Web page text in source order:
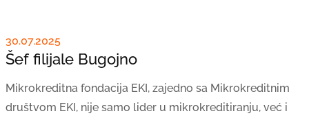
30.07.2025
Šef filijale Bugojno
Mikrokreditna fondacija EKI, zajedno sa Mikrokreditnim
društvom EKI, nije samo lider u mikrokreditiranju, već i